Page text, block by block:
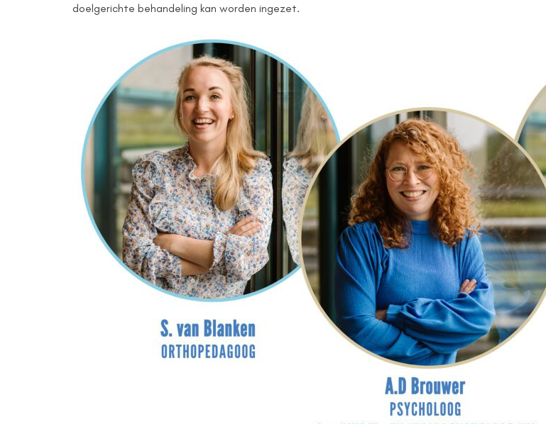
doelgerichte behandeling kan worden ingezet.